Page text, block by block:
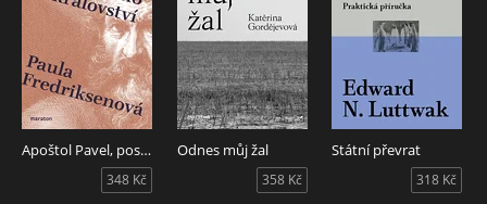
Apoštol Pavel, posel Božího království
348 Kč
Odnes můj žal
358 Kč
Státní převrat
318 Kč